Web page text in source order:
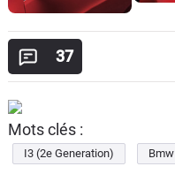
37
Mots clés :
I3 (2e Generation) Bmw